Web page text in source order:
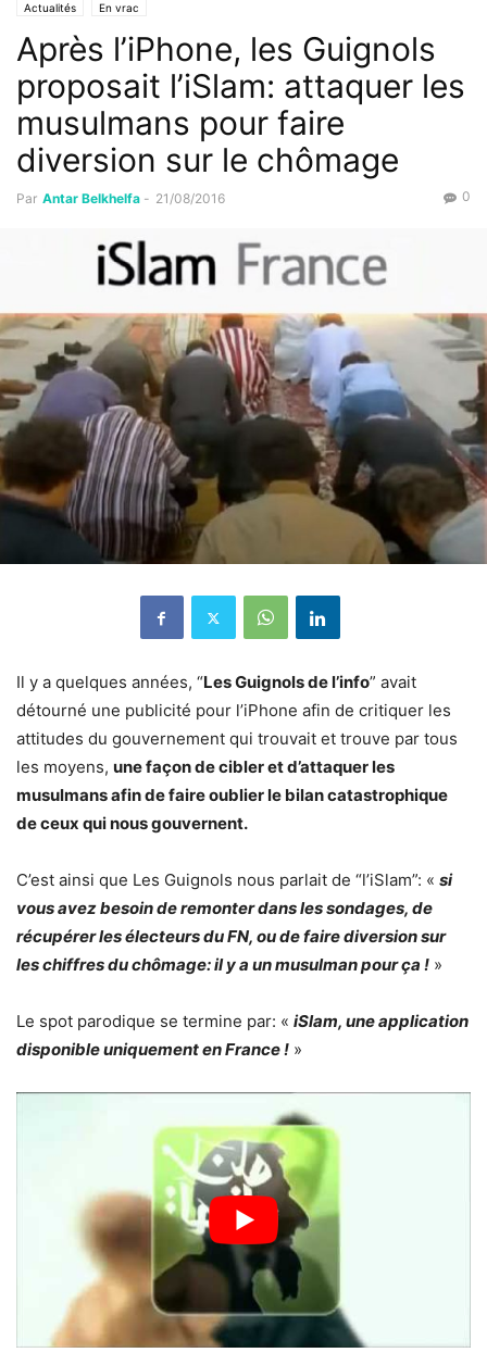
Actualités En vrac
Après l’iPhone, les Guignols
proposait l’iSlam: attaquer les
musulmans pour faire
diversion sur le chômage
Par Antar Belkhelfa - 21/08/2016 0
Il y a quelques années, “Les Guignols de l’info” avait
détourné une publicité pour l’iPhone afin de critiquer les
attitudes du gouvernement qui trouvait et trouve par tous
les moyens, une façon de cibler et d’attaquer les
musulmans afin de faire oublier le bilan catastrophique
de ceux qui nous gouvernent.
C’est ainsi que Les Guignols nous parlait de “l’iSlam”: « si
vous avez besoin de remonter dans les sondages, de
récupérer les électeurs du FN, ou de faire diversion sur
les chiffres du chômage: il y a un musulman pour ça ! »
Le spot parodique se termine par: « iSlam, une application
disponible uniquement en France ! »